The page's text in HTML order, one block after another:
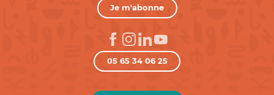
Je m'abonne
05 65 34 06 25